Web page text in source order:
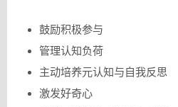
鼓励积极参与
管理认知负荷
主动培养元认知与自我反思
激发好奇心